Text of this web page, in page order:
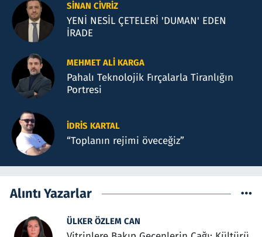
SINAN CIVRIZ
YENİ NESİL ÇETELERİ 'DUMAN' EDEN
İRADE
MEHMET ALI KARGA
Pahalı Teknolojik Fırçalarla Tiranlığın
Portresi
İDRIS KARTAL
“Toplanın rejimi öveceğiz”
Alıntı Yazarlar
ÜLKER ÖZLEM CAN